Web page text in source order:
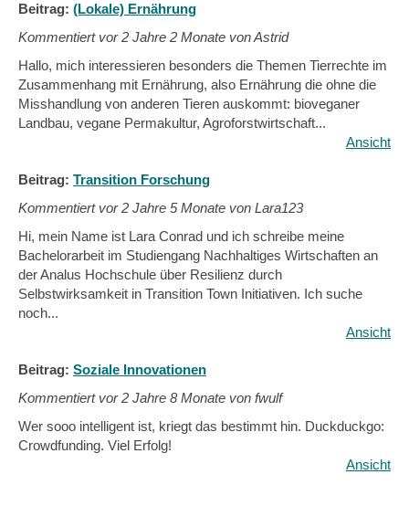
Beitrag: (Lokale) Ernährung
Kommentiert vor2 Jahre 2 Monate von Astrid
Hallo, mich interessieren besonders die Themen Tierrechte im
Zusammenhang mit Ernährung, also Ernährung die ohne die
Misshandlung von anderen Tieren auskommt: bioveganer
Landbau, vegane Permakultur, Agroforstwirtschaft...
Ansicht
Beitrag: Transition Forschung
Kommentiert vor2 Jahre 5 Monate von Lara123
Hi, mein Name ist Lara Conrad und ich schreibe meine
Bachelorarbeit im Studiengang Nachhaltiges Wirtschaften an
der Analus Hochschule über Resilienz durch
Selbstwirksamkeit in Transition Town Initiativen. Ich suche
noch...
Ansicht
Beitrag: Soziale Innovationen
Kommentiert vor2 Jahre 8 Monate von fwulf
Wer sooo intelligent ist, kriegt das bestimmt hin. Duckduckgo:
Crowdfunding. Viel Erfolg!
Ansicht